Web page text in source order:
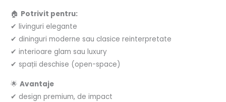
🏠 Potrivit pentru:
✔ livinguri elegante
✔ dininguri moderne sau clasice reinterpretate
✔ interioare glam sau luxury
✔ spații deschise (open-space)
🌟Avantaje
✔ design premium, de impact